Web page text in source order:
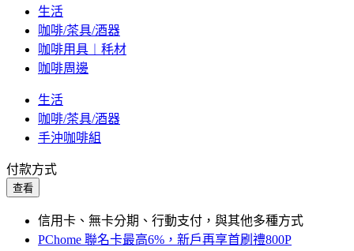
生活
咖啡/茶具/酒器
咖啡用具︱秏材
咖啡周邊
生活
咖啡/茶具/酒器
手沖咖啡組
付款方式
查看
信用卡、無卡分期、行動支付，與其他多種方式
PChome 聯名卡最高6%，新戶再享首刷禮800P